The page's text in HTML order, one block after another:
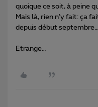
quoique ce soit, à peine
Mais là, rien n’y fait: ça
depuis début septembre…
Etrange…